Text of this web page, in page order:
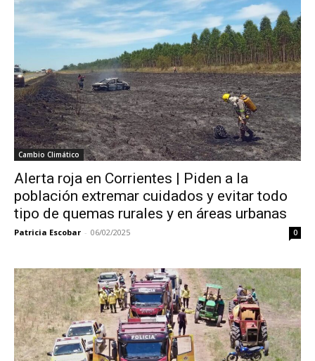
Cambio Climático
Alerta roja en Corrientes | Piden a la
población extremar cuidados y evitar todo
tipo de quemas rurales y en áreas urbanas
Patricia Escobar - 06/02/2025 0